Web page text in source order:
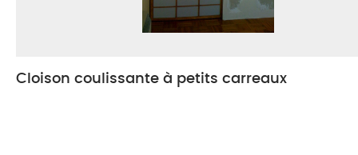
Cloison coulissante à petits carreaux